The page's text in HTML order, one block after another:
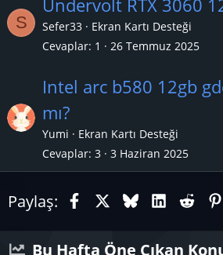
S Sefer33
Ekran Kartı Desteği
Cevaplar 1 26 Temmuz 2025
Intel arc b580 12gb
mı?
Yumi
Ekran Kartı Desteği
Cevaplar 3 3 Haziran 2025
Paylaş: FacebookX (Twitter)
BlueskyLinkedIn
Bu Hafta Öne Çıkan